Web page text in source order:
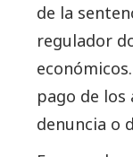
de la
regulador
pago de
denuncia o